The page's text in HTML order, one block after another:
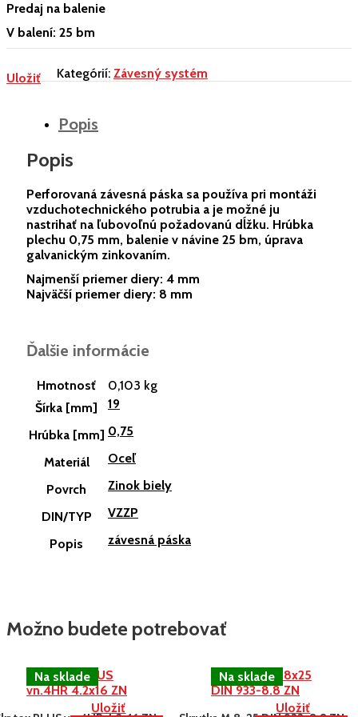
Predaj na balenie
V balení: 25 bm
Uložiť Kategórií: Závesný systém
Popis
Popis
Perforovaná závesná páska sa používa pri montáži
vzduchotechnického potrubia a je možné ju
nastrihať na ľubovoľnú požadovanú dĺžku. Hrúbka
plechu 0,75 mm, balenie v návine 25 bm, úprava
galvanickým zinkovaním.
Najmenší priemer diery: 4 mm
Najväčší priemer diery: 8 mm
Ďalšie informácie
Hmotnosť
0,103 kg
Šírka [mm]
19
Hrúbka [mm] 0,75
Materiál Oceľ
Povrch Zinok biely
DIN/TYP VZZP
Popis závesná páska
Možno budete potrebovať
Uložiť
Uložiť